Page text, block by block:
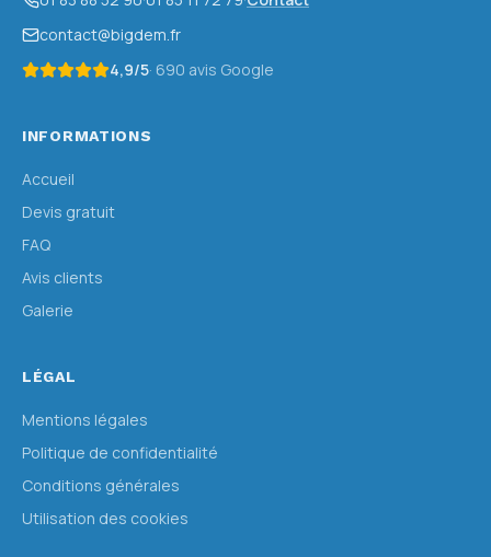
contact@bigdem.fr
4,9/5· 690 avis Google
INFORMATIONS
Accueil
Devis gratuit
FAQ
Avis clients
Galerie
LÉGAL
Mentions légales
Politique de confidentialité
Conditions générales
Utilisation des cookies